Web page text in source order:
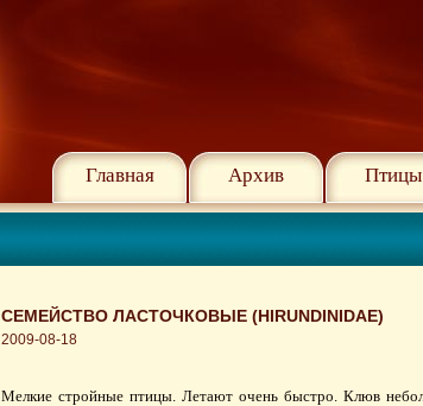
Главная Архив Птицы
СЕМЕЙСТВО ЛАСТОЧКОВЫЕ (HIRUNDINIDAE)
2009-08-18
Мелкие стройные птицы. Летают очень быстро. Клюв